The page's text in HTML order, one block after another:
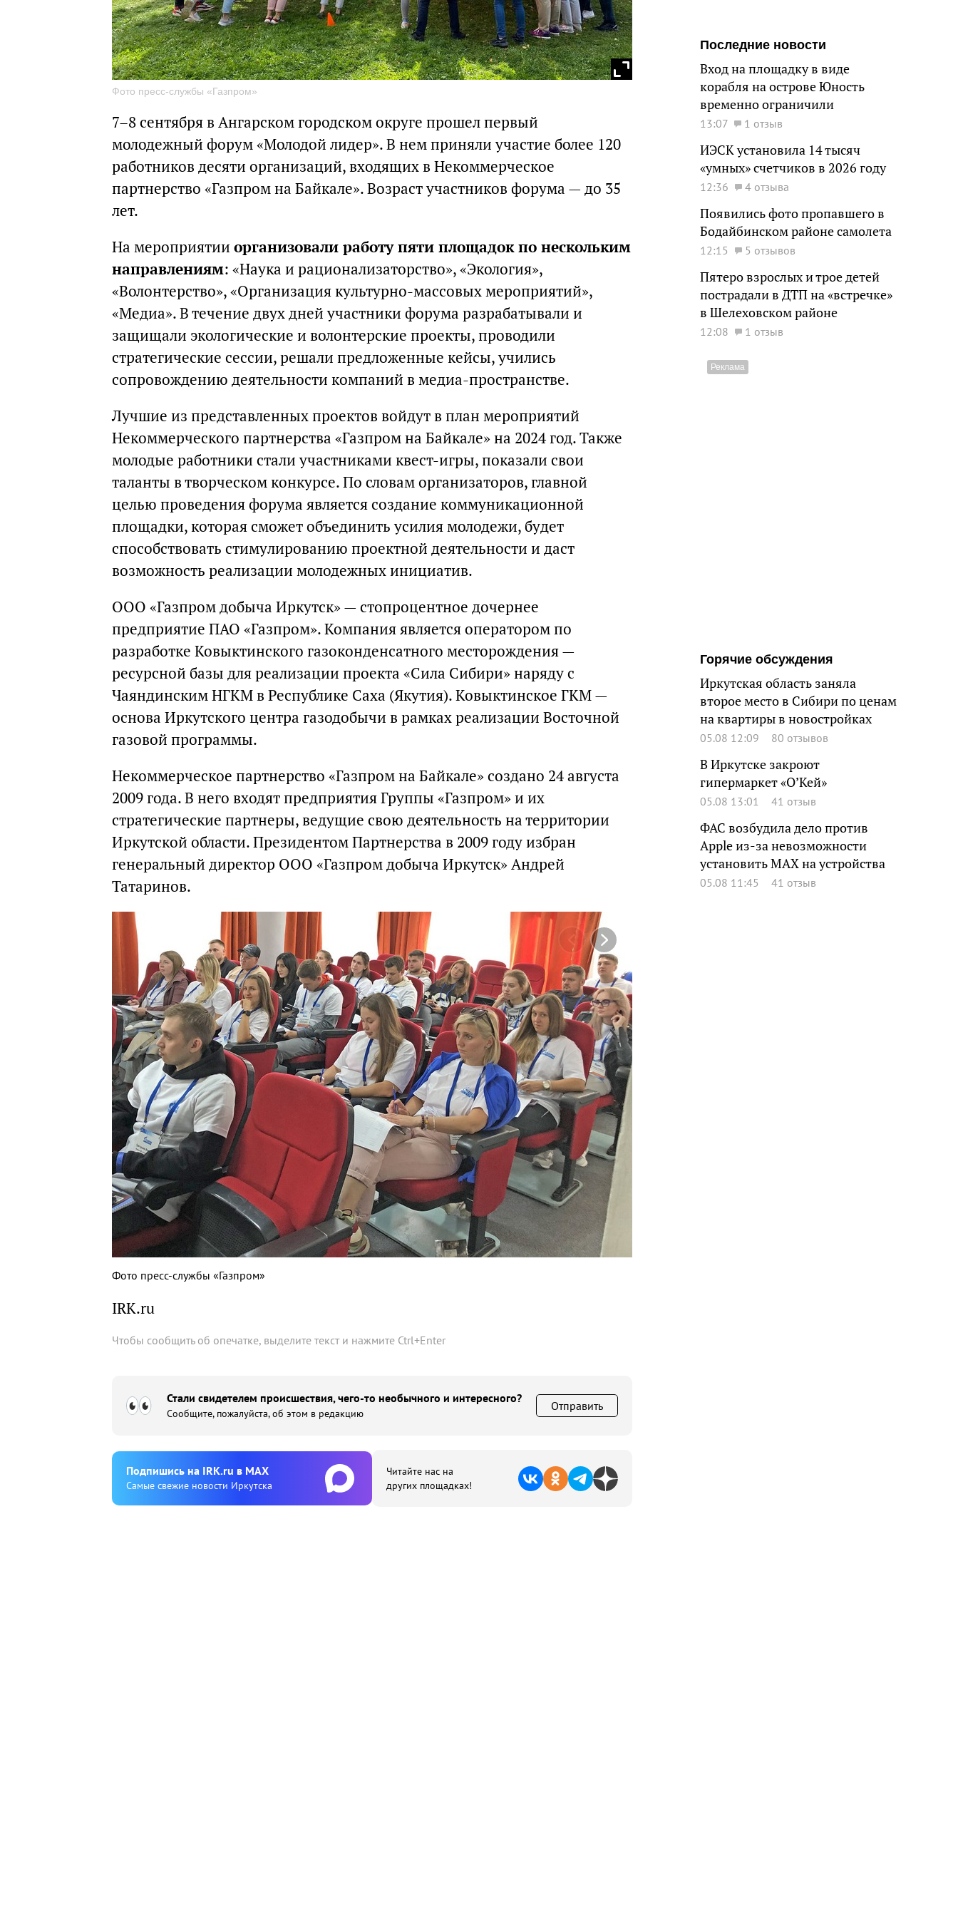
Фото пресс-службы «Газпром»
7–8 сентября в Ангарском городском округе прошел первый
молодежный форум «Молодой лидер». В нем приняли участие более 120
работников десяти организаций, входящих в Некоммерческое
партнерство «Газпром на Байкале». Возраст участников форума — до 35
лет.
На мероприятии организовали работу пяти площадок по нескольким
направлениям: «Наука и рационализаторство», «Экология»,
«Волонтерство», «Организация культурно-массовых мероприятий»,
«Медиа». В течение двух дней участники форума разрабатывали и
защищали экологические и волонтерские проекты, проводили
стратегические сессии, решали предложенные кейсы, учились
сопровождению деятельности компаний в медиа-пространстве.
Лучшие из представленных проектов войдут в план мероприятий
Некоммерческого партнерства «Газпром на Байкале» на 2024 год. Также
молодые работники стали участниками квест-игры, показали свои
таланты в творческом конкурсе. По словам организаторов, главной
целью проведения форума является создание коммуникационной
площадки, которая сможет объединить усилия молодежи, будет
способствовать стимулированию проектной деятельности и даст
возможность реализации молодежных инициатив.
ООО «Газпром добыча Иркутск» — стопроцентное дочернее
предприятие ПАО «Газпром». Компания является оператором по
разработке Ковыктинского газоконденсатного месторождения —
ресурсной базы для реализации проекта «Сила Сибири» наряду с
Чаяндинским НГКМ в Республике Саха (Якутия). Ковыктинское ГКМ —
основа Иркутского центра газодобычи в рамках реализации Восточной
газовой программы.
Некоммерческое партнерство «Газпром на Байкале» создано 24 августа
2009 года. В него входят предприятия Группы «Газпром» и их
стратегические партнеры, ведущие свою деятельность на территории
Иркутской области. Президентом Партнерства в 2009 году избран
генеральный директор ООО «Газпром добыча Иркутск» Андрей
Татаринов.
Фото пресс-службы «Газпром»
IRK.ru
Чтобы сообщить об опечатке, выделите текст и нажмите Ctrl+Enter
Стали свидетелем происшествия, чего-то необычного и интересного?
Сообщите, пожалуйста, об этом в редакцию
Отправить
Подпишиcь на IRK.ru в MAX
Cамые свежие новости Иркутска
Читайте нас на
других площадках!
Последние новости
Вход на площадку в виде
корабля на острове Юность
временно ограничили
13:07 1 отзыв
ИЭСК установила 14 тысяч
«умных» счетчиков в 2026 году
12:36 4 отзыва
Появились фото пропавшего в
Бодайбинском районе самолета
12:15 5 отзывов
Пятеро взрослых и трое детей
пострадали в ДТП на «встречке»
в Шелеховском районе
12:08 1 отзыв
Горячие обсуждения
Иркутская область заняла
второе место в Сибири по ценам
на квартиры в новостройках
05.08 12:09 80 отзывов
В Иркутске закроют
гипермаркет «О’Кей»
05.08 13:01 41 отзыв
ФАС возбудила дело против
Apple из-за невозможности
установить MAX на устройства
05.08 11:45 41 отзыв